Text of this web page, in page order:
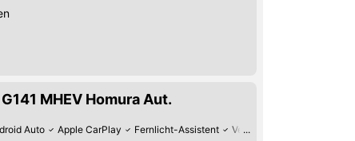
MHEV Homura Aut.
Auto Apple CarPlay Fernlicht-Assistent Verkehrszeichen-Erkennung